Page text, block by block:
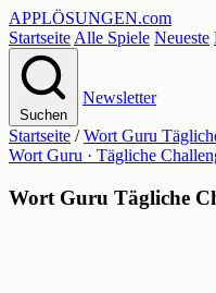
APPLÖSUNGEN.com
Startseite Alle Spiele Neueste
Suchen
Newsletter
Startseite / Wort Guru
Wort Guru · Tägliche
Wort Guru Tägliche